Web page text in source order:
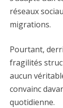
réseaux
migrations.
Pourtant,
fragilités
aucun
convainc
quotidienne.